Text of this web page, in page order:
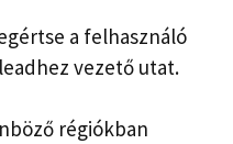
a felhasználó
vezető utat.
régiókban